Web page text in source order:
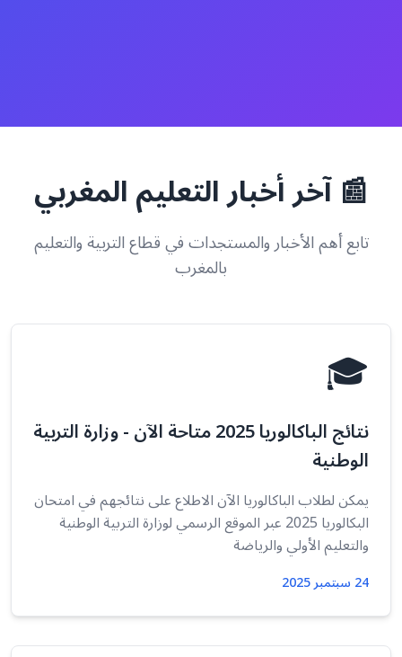
📰 آخر أخبار التعليم المغربي
تابع أهم الأخبار والمستجدات في قطاع التربية والتعليم
بالمغرب
🎓
نتائج الباكالوريا 2025 متاحة الآن - وزارة التربية
الوطنية
يمكن لطلاب الباكالوريا الآن الاطلاع على نتائجهم في امتحان
البكالوريا 2025 عبر الموقع الرسمي لوزارة التربية الوطنية
والتعليم الأولي والرياضة
24 سبتمبر 2025